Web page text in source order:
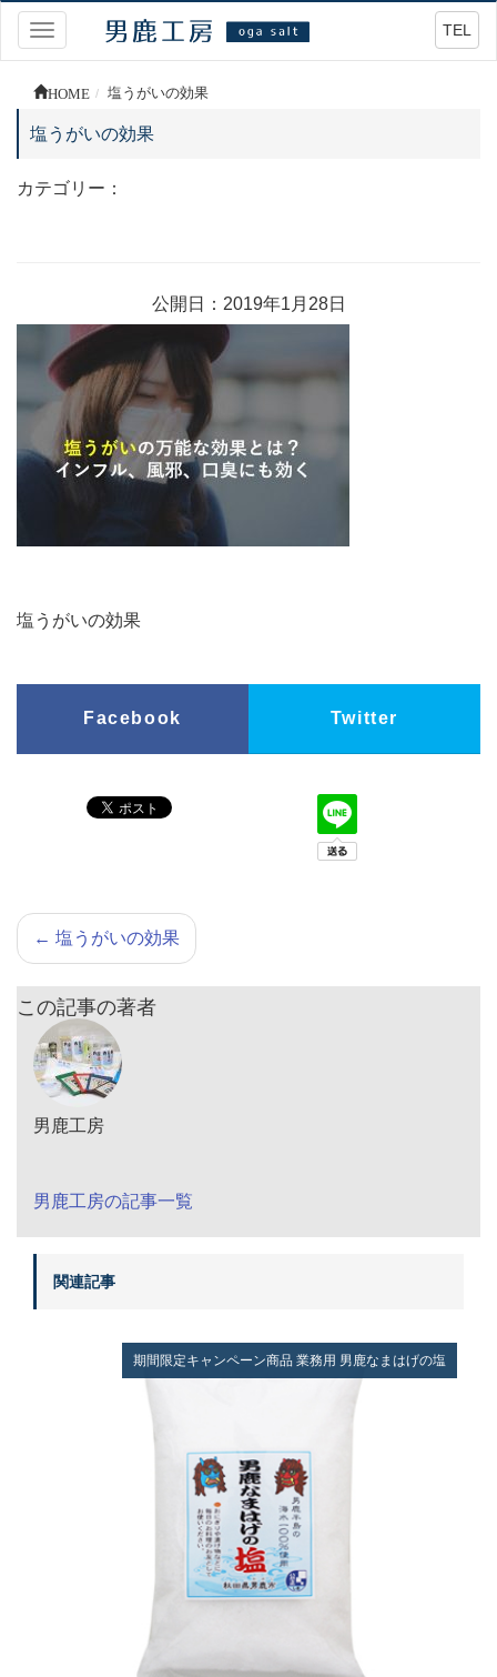
Toggle
navigation
TEL
HOME 塩うがいの効果
塩うがいの効果
カテゴリー：
公開日：2019年1月28日
塩うがいの効果
Facebook Twitter
← 塩うがいの効果
この記事の著者
男鹿工房
男鹿工房の記事一覧
関連記事
期間限定キャンペーン商品 業務用 男鹿なまはげの塩